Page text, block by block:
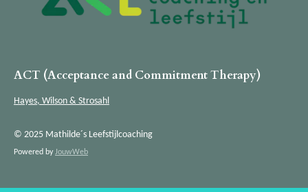
ACT (Acceptance and Commitment Therapy)
Hayes, Wilson & Strosahl
© 2025 Mathilde´s Leefstijlcoaching
Powered byJouwWeb